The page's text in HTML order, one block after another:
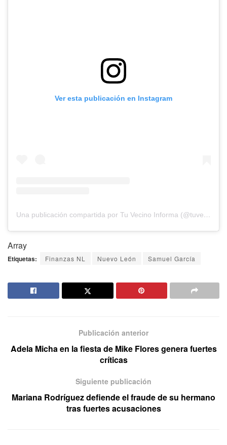
Ver esta publicación en Instagram
Una publicación compartida por Tu Vecino Informa (@tuvecino_informa)
Array
Etiquetas: Finanzas NL Nuevo León Samuel García
Publicación anterior
Adela Micha en la fiesta de Mike Flores genera fuertes
críticas
Siguiente publicación
Mariana Rodríguez defiende el fraude de su hermano
tras fuertes acusaciones